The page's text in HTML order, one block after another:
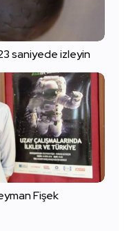
saniyede izleyin
Fişek